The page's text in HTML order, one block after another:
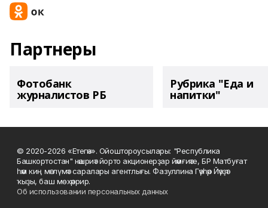
Партнеры
Фотобанк
журналистов РБ
Рубрика "Еда и
напитки"
© 2020-2026 «Етегән». Ойоштороусылары: "Республика
Башкортостан" нәшриәт йорто акционерҙар йәмғиәте, БР Матбуғат
һәм киң мәғлүмәт саралары агентлығы. Фазуллина Гәүһәр Йәүҙәт
ҡыҙы, баш мөхәррир.
Об использовании персональных данных